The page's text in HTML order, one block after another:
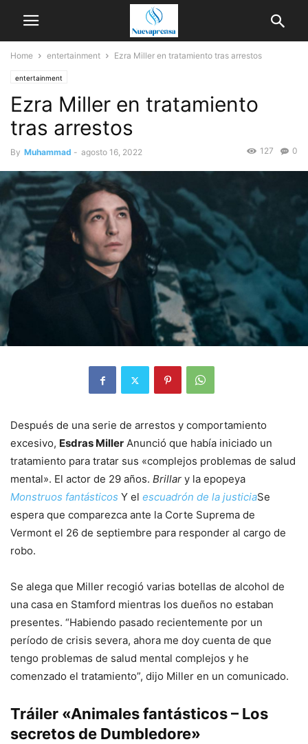
Home entertainment Ezra Miller en tratamiento tras arrestos
entertainment
Ezra Miller en tratamiento
tras arrestos
By Muhammad - agosto 16, 2022 0
127
Después de una serie de arrestos y comportamiento
excesivo, Esdras Miller Anunció que había iniciado un
tratamiento para tratar sus «complejos problemas de salud
mental». El actor de 29 años. Brillar y la epopeya
Monstruos fantásticos Y el escuadrón de la justiciaSe
espera que comparezca ante la Corte Suprema de
Vermont el 26 de septiembre para responder al cargo de
robo.
Se alega que Miller recogió varias botellas de alcohol de
una casa en Stamford mientras los dueños no estaban
presentes. “Habiendo pasado recientemente por un
período de crisis severa, ahora me doy cuenta de que
tengo problemas de salud mental complejos y he
comenzado el tratamiento”, dijo Miller en un comunicado.
Tráiler «Animales fantásticos – Los
secretos de Dumbledore»